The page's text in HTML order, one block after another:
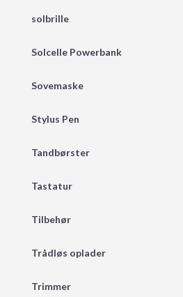
solbrille
Solcelle Powerbank
Sovemaske
Stylus Pen
Tandbørster
Tastatur
Tilbehør
Trådløs oplader
Trimmer